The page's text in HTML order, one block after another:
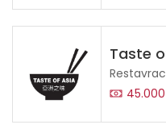
Taste